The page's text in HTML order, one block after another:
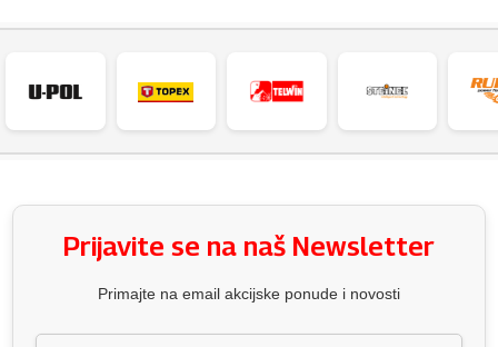
Prijavite se na naš Newsletter
Primajte na email akcijske ponude i novosti